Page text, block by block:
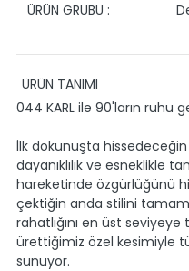
ÜRÜN GRUBU :
ÜRÜN TANIMI
044 KARL ile 90'ların ruhu
İlk dokunuşta
dayanıklılık ve esneklikle
hareketinde özgürlüğünü
çektiğin anda stilini
rahatlığını en üst
ürettiğimiz özel kesimiyle
sunuyor.